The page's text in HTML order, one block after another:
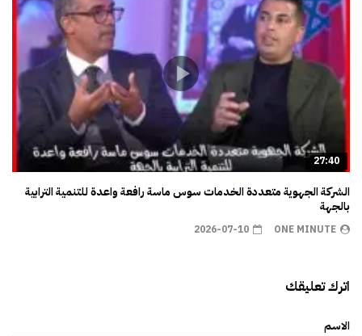
27:40
الشركة الجهوية متعددة الخدمات سوس ماسة رافعة واعدة للتنمية الترابية
بالجهة
ONE MINUTE
2026-07-10
اترك تعليقك
الاسم